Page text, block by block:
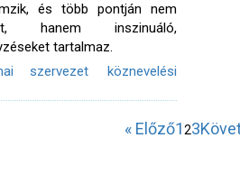
és több pontján nem
hanem inszinuáló,
tartalmaz.
szervezet
köznevelési
« Előző123